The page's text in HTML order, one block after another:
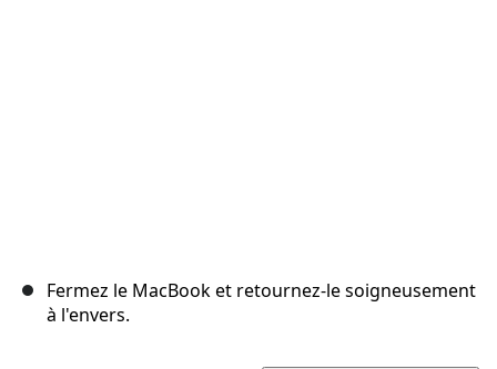
Fermez le MacBook et retournez-le soigneusement
à l'envers.